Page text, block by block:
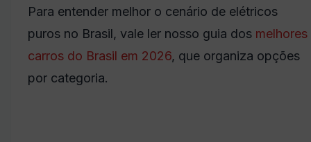
Para entender melhor o cenário de elétricos
puros no Brasil, vale ler nosso guia dos melhores
carros do Brasil em 2026, que organiza opções
por categoria.